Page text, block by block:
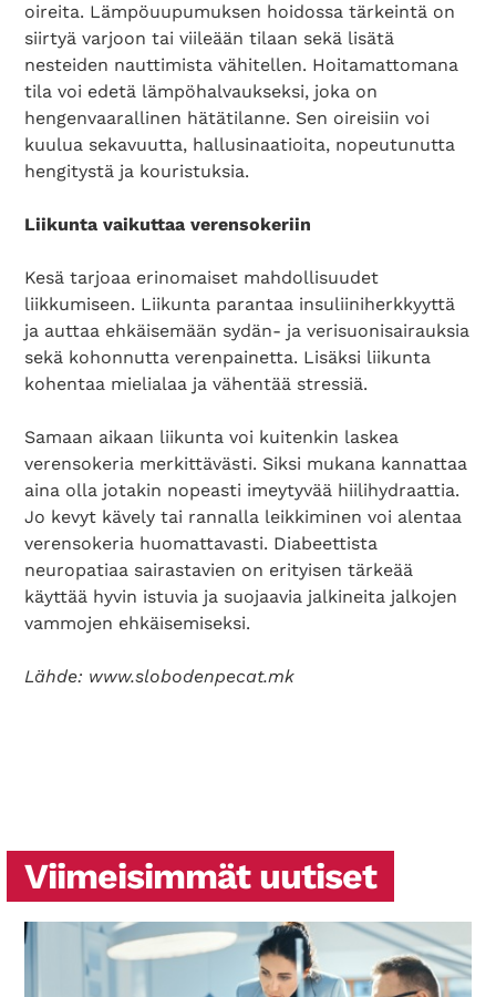
oireita. Lämpöuupumuksen hoidossa tärkeintä on
siirtyä varjoon tai viileään tilaan sekä lisätä
nesteiden nauttimista vähitellen. Hoitamattomana
tila voi edetä lämpöhalvaukseksi, joka on
hengenvaarallinen hätätilanne. Sen oireisiin voi
kuulua sekavuutta, hallusinaatioita, nopeutunutta
hengitystä ja kouristuksia.
Liikunta vaikuttaa verensokeriin
Kesä tarjoaa erinomaiset mahdollisuudet
liikkumiseen. Liikunta parantaa insuliiniherkkyyttä
ja auttaa ehkäisemään sydän- ja verisuonisairauksia
sekä kohonnutta verenpainetta. Lisäksi liikunta
kohentaa mielialaa ja vähentää stressiä.
Samaan aikaan liikunta voi kuitenkin laskea
verensokeria merkittävästi. Siksi mukana kannattaa
aina olla jotakin nopeasti imeytyvää hiilihydraattia.
Jo kevyt kävely tai rannalla leikkiminen voi alentaa
verensokeria huomattavasti. Diabeettista
neuropatiaa sairastavien on erityisen tärkeää
käyttää hyvin istuvia ja suojaavia jalkineita jalkojen
vammojen ehkäisemiseksi.
Lähde: www.slobodenpecat.mk
Viimeisimmät uutiset